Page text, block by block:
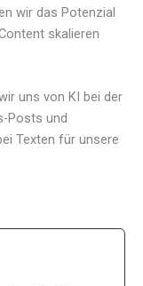
wir das Potenzial
skalieren
uns von KI bei der
Posts und
Texten für unsere